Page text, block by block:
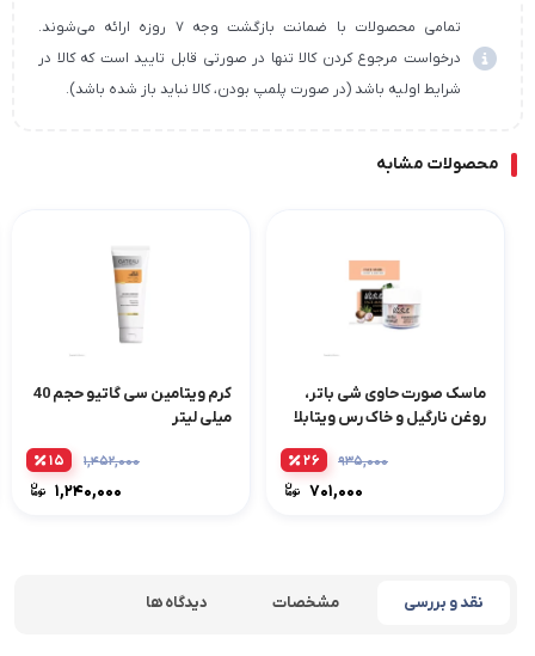
تمامی محصولات با ضمانت بازگشت وجه ۷ روزه ارائه می‌شوند.
درخواست مرجوع کردن کالا تنها در صورتی قابل تایید است که کالا در
شرایط اولیه باشد (در صورت پلمپ بودن، کالا نباید باز شده باشد).
محصولات مشابه
ماسک صورت حاوی شی باتر،
روغن نارگیل و خاک رس ویتابلا
۹۳۵,۰۰۰
۷۰۱,۰۰۰
۲۶
کرم ویتامین سی گاتیو حجم 40
میلی لیتر
۱,۴۵۲,۰۰۰
۱,۲۴۰,۰۰۰
۱۵
نقد و بررسی مشخصات دیدگاه ها